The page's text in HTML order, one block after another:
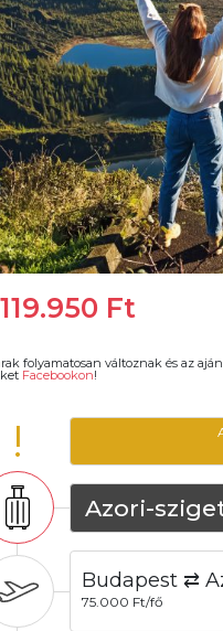
119.950 Ft
folyamatosan változnak és az
Facebookon!
!
Azori-
Budapest ⇄
75.000 Ft/fő